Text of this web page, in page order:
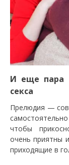
И еще пара
секса
Прелюдия —
чтобы
очень приятны
приходящие в